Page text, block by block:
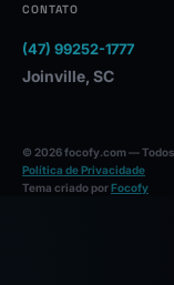
CONTATO
(47) 99252-1777
Joinville, SC
© 2026 focofy.com —
Política de Privacidade
Tema criado porFocofy